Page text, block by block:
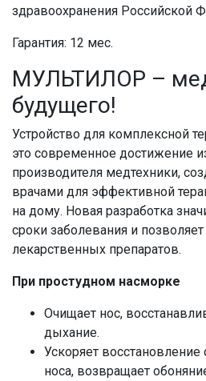
здравоохранения Российской
Гарантия: 12 мес.
МУЛЬТИЛОР –
будущего!
Устройство для комплексной
это современное достижение
производителя медтехники,
врачами для эффективной
на дому. Новая разработка
сроки заболевания и
лекарственных препаратов.
При простудном насморке
Очищает нос,
дыхание.
Ускоряет восстановление
носа, возвращает